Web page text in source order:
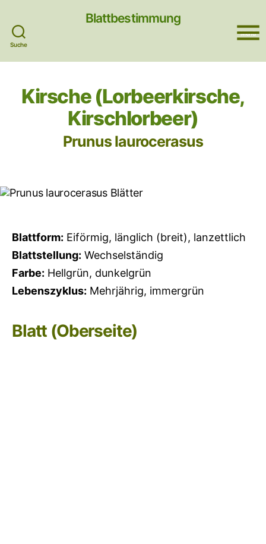
Blattbestimmung
Suche
Menü
Kirsche (Lorbeerkirsche,
Kirschlorbeer)
Prunus laurocerasus
Blattform: Eiförmig, länglich (breit), lanzettlich
Blattstellung: Wechselständig
Farbe: Hellgrün, dunkelgrün
Lebenszyklus: Mehrjährig, immergrün
Blatt (Oberseite)